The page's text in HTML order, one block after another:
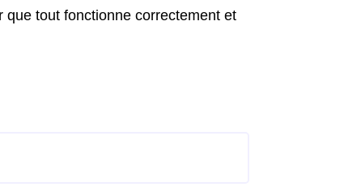
que tout fonctionne correctement et